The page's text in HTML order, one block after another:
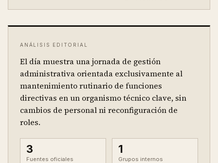
ANÁLISIS EDITORIAL
El día muestra una jornada de gestión
administrativa orientada exclusivamente al
mantenimiento rutinario de funciones
directivas en un organismo técnico clave, sin
cambios de personal ni reconfiguración de
roles.
3
Fuentes oficiales
1
Grupos internos